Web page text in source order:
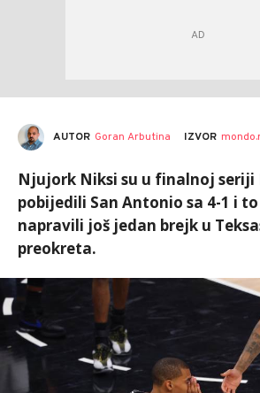
AUTOR Goran Arbutina IZVOR
Njujork Niksi su u finalnoj seriji
pobijedili San Antonio sa 4-1 i
napravili još jedan brejk u
preokreta.